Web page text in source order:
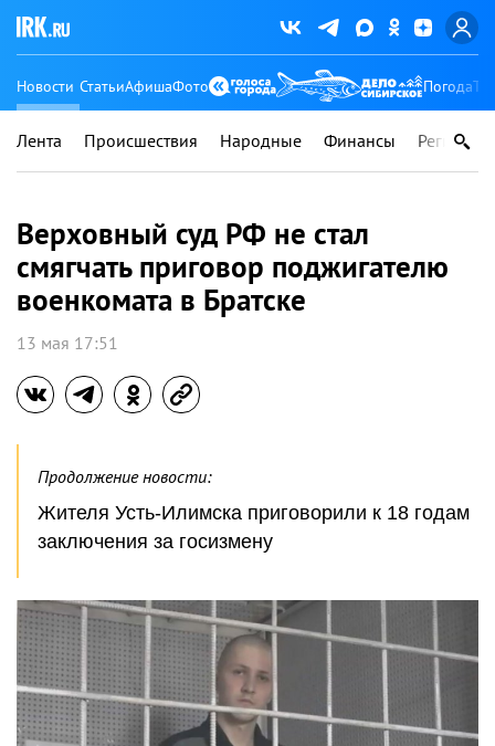
Новости СтатьиАфишаФото Погода
Лента Происшествия Народные Финансы Регионы
Верховный суд РФ не стал
смягчать приговор поджигателю
военкомата в Братске
13 мая 17:51
Продолжение новости:
Жителя Усть-Илимска приговорили к 18 годам
заключения за госизмену